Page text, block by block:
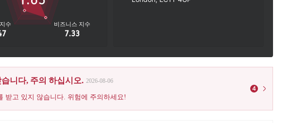
수 비즈니스 지수
7.33
니다, 주의 하십시오. 2026-08-06
받고 있지 않습니다. 위험에 주의하세요!
4